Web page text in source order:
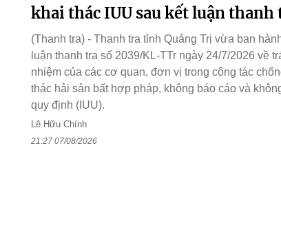
khai thác IUU sau kết luận thanh
(Thanh tra) - Thanh tra tỉnh Quảng Trị vừa ban
luận thanh tra số 2039/KL-TTr ngày 24/7/2026 về
nhiệm của các cơ quan, đơn vị trong công tác
thác hải sản bất hợp pháp, không báo cáo và
quy định (IUU).
Lê Hữu Chính
21:27 07/08/2026